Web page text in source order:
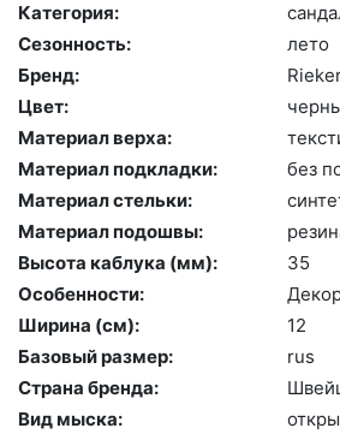
Категория:
Сезонность:
ле­то
Бренд:
Цвет:
Материал верха:
Материал подкладки:
без
Материал стельки:
Материал подошвы:
Высота каблука (мм):
35
Особенности:
Ширина (см):
12
Базовый размер:
rus
Страна бренда:
Вид мыска: